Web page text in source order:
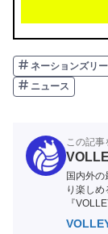
ネーションズリ
ニュース
この記事
国内外の
り楽し
『